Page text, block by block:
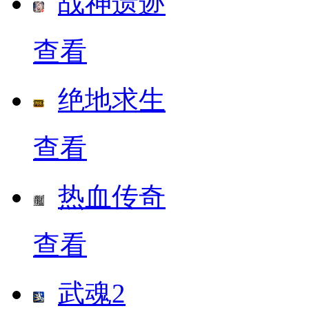
查看
绝地求生
查看
热血传奇
查看
武魂2